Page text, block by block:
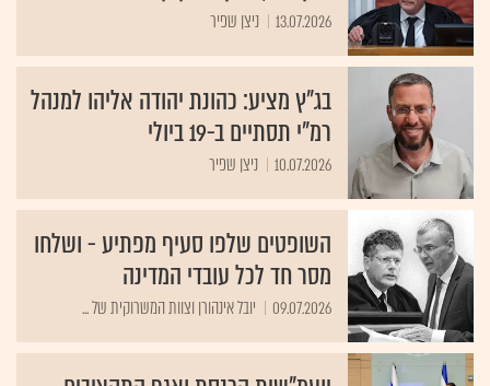
13.07.2026 ניצן שפיר
בג"ץ מציע: כהונת יהודה אליהו למנהל
רמ"י תסתיים ב-19 ביולי
10.07.2026 ניצן שפיר
השופטים שלפו סעיף מפתיע - ושלחו
מסר חד לכל עובדי המדינה
09.07.2026 יובל אינהורן וצוות המשרוקית של ...